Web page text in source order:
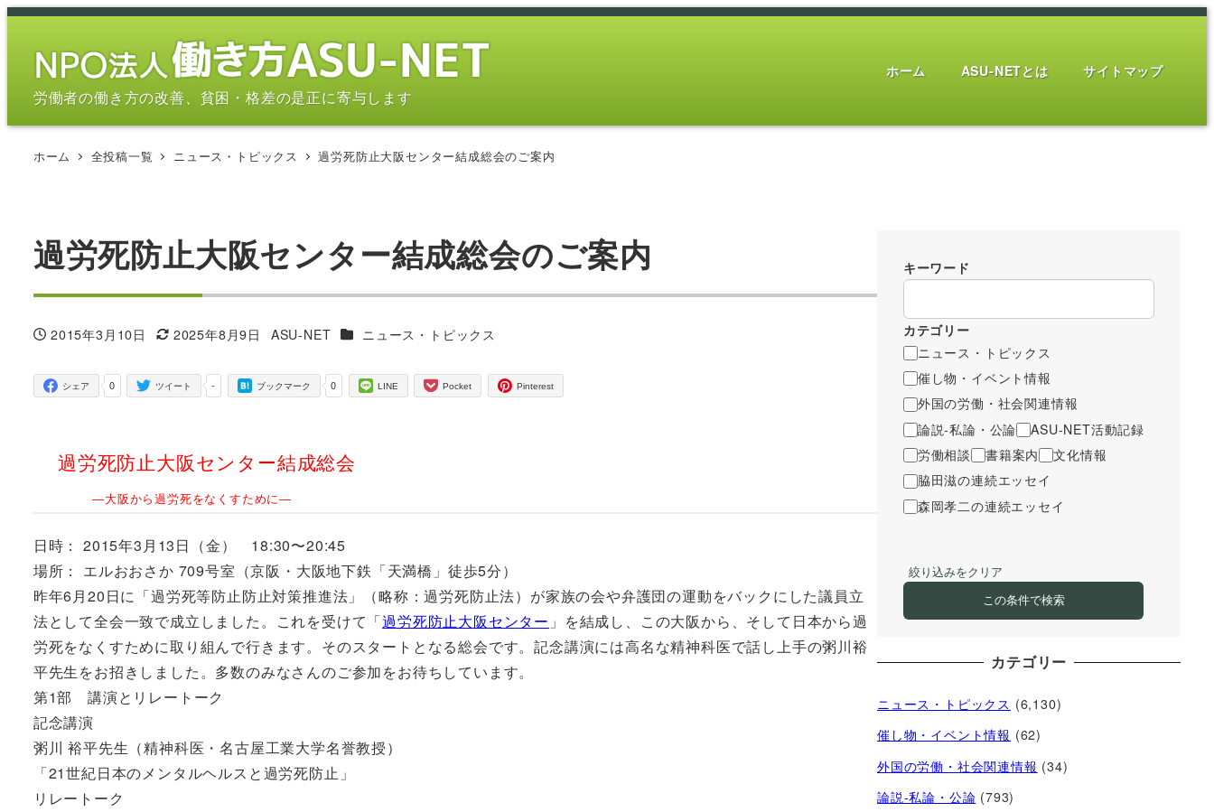
メ
労働者の働き方の改善、貧困・格差の是正に寄与します
ホーム ASU-NETとは サイトマップ
ホーム 全投稿一覧 ニュース・トピックス 過労死防止大阪センター結成総会のご案内
過労死防止大阪センター結成総会のご案内
投稿日
2015年3月10日
更新日
2025年8月9日
著
ASU-NET カテゴリー
ニュース・トピックス
0
シェア -
ツイート 0
ブックマーク LINE Pocket Pinterest
過労死防止大阪センター結成総会
―大阪から過労死をなくすために―
日時： 2015年3月13日（金） 18:30〜20:45
場所： エルおおさか 709号室（京阪・大阪地下鉄「天満橋」徒歩5分）
昨年6月20日に「過労死等防止防止対策推進法」（略称：過労死防止法）が家族の会や弁護団の運動をバックにした議員立
法として全会一致で成立しました。これを受けて「過労死防止大阪センター 」を結成し、この大阪から、そして日本から過
労死をなくすために取り組んで行きます。そのスタートとなる総会です。記念講演には高名な精神科医で話し上手の粥川裕
平先生をお招きしました。多数のみなさんのご参加をお待ちしています。
第1部 講演とリレートーク
記念講演
粥川 裕平先生（精神科医・名古屋工業大学名誉教授）
「21世紀日本のメンタルヘルスと過労死防止」
リレートーク
キーワード
カテゴリー
ニュース・トピックス
催し物・イベント情報
外国の労働・社会関連情報
論説-私論・公論
ASU-NET活動記録
労働相談
書籍案内
文化情報
脇田滋の連続エッセイ
森岡孝二の連続エッセイ
絞り込みをクリア
この条件で検索
カテゴリー
ニュース・トピックス (6,130)
催し物・イベント情報 (62)
外国の労働・社会関連情報 (34)
論説-私論・公論 (793)